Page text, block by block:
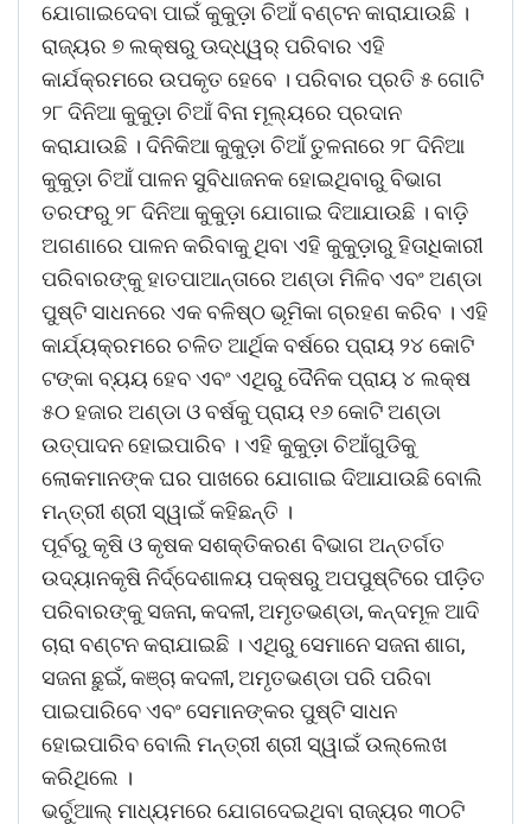
ଯୋଗାଇଦେବା ପାଇଁ କୁକୁଡ଼ା ଚିଆଁ ବଣ୍ଟନ କାରାଯାଉଛି ।
ରାଜ୍ୟର ୭ ଲକ୍ଷରୁ ଊଦ୍ଧ୍ୱର୍ ପରିବାର ଏହି
କାର୍ଯକ୍ରମରେ ଉପକୃତ ହେବେ । ପରିବାର ପ୍ରତି ୫ ଗୋଟି
୨୮ ଦିନିଆ କୁକୁଡ଼ା ଚିଆଁ ବିନା ମୂଲ୍ୟରେ ପ୍ରଦାନ
କରାଯାଉଛି । ଦିନିକିଆ କୁକୁଡ଼ା ଚିଆଁ ତୁଳନାରେ ୨୮ ଦିନିଆ
କୁକୁଡ଼ା ଚିଆଁ ପାଳନ ସୁବିଧାଜନକ ହୋଇଥିବାରୁ ବିଭାଗ
ତରଫରୁ ୨୮ ଦିନିଆ କୁକୁଡ଼ା ଯୋଗାଇ ଦିଆଯାଉଛି । ବାଡ଼ି
ଅଗଣାରେ ପାଳନ କରିବାକୁ ଥିବା ଏହି କୁକୁଡ଼ାରୁ ହିତାଧିକାରୀ
ପରିବାରଙ୍କୁ ହାତପାଆନ୍ତାରେ ଅଣ୍ଡା ମିଳିବ ଏବଂ ଅଣ୍ଡା
ପୁଷ୍ଟି ସାଧନରେ ଏକ ବଳିଷ୍ଠ ଭୂମିକା ଗ୍ରହଣ କରିବ । ଏହି
କାର୍ଯ୍ୟକ୍ରମରେ ଚଳିତ ଆର୍ଥିକ ବର୍ଷରେ ପ୍ରାୟ ୨୪ କୋଟି
ଟଙ୍କା ବ୍ୟୟ ହେବ ଏବଂ ଏଥିରୁ ଦୈନିକ ପ୍ରାୟ ୪ ଲକ୍ଷ
୫୦ ହଜାର ଅଣ୍ଡା ଓ ବର୍ଷକୁ ପ୍ରାୟ ୧୬ କୋଟି ଅଣ୍ଡା
ଉତ୍ପାଦନ ହୋଇପାରିବ । ଏହି କୁକୁଡ଼ା ଚିଆଁଗୁଡିକୁ
ଲୋକମାନଙ୍କ ଘର ପାଖରେ ଯୋଗାଇ ଦିଆଯାଉଛି ବୋଲି
ମନ୍ତ୍ରୀ ଶ୍ରୀ ସ୍ୱାଇଁ କହିଛନ୍ତି ।
ପୂର୍ବରୁ କୃଷି ଓ କୃଷକ ସଶକ୍ତିକରଣ ବିଭାଗ ଅନ୍ତର୍ଗତ
ଉଦ୍ୟାନକୃଷି ନିର୍ଦ୍ଦେଶାଳୟ ପକ୍ଷରୁ ଅପପୁଷ୍ଟିରେ ପୀଡ଼ିତ
ପରିବାରଙ୍କୁ ସଜନା, କଦଳୀ, ଅମୃତଭଣ୍ଡା, କନ୍ଦମୂଳ ଆଦି
ଚାରା ବଣ୍ଟନ କରାଯାଇଛି । ଏଥିରୁ ସେମାନେ ସଜନା ଶାଗ,
ସଜନା ଛୁଇଁ, କଞ୍ଚା କଦଳୀ, ଅମୃତଭଣ୍ଡା ପରି ପରିବା
ପାଇପାରିବେ ଏବଂ ସେମାନଙ୍କର ପୁଷ୍ଟି ସାଧନ
ହୋଇପାରିବ ବୋଲି ମନ୍ତ୍ରୀ ଶ୍ରୀ ସ୍ୱାଇଁ ଉଲ୍ଲେଖ
କରିଥିଲେ ।
ଭର୍ଚୁଆଲ୍‌ ମାଧ୍ୟମରେ ଯୋଗଦେଇଥିବା ରାଜ୍ୟର ୩୦ଟି